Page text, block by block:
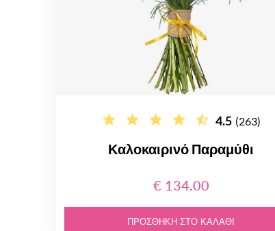
4.5 (263)
Καλοκαιρινό Παραμύθι
€ 134.00
ΠΡΟΣΘΉΚΗ ΣΤΟ ΚΑΛΆΘΙ